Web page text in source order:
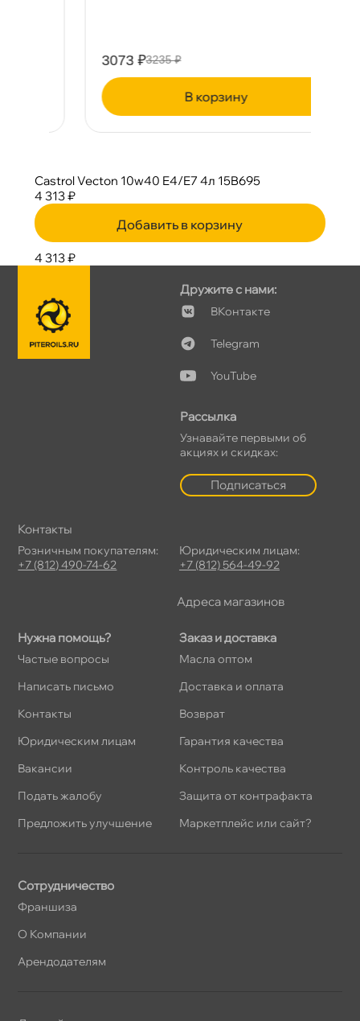
3073 ₽3235 ₽
корзину
Castrol Vecton 10w40 E4/E7 4л 15B695
4 313 ₽
Добавить в корзину
4 313 ₽
Нужна помощь?
Частые вопросы
Написать письмо
Контакты
Юридическим лицам
акансии
Подать жалобу
Предложить улучшение
Заказ и доставка
Масла оптом
Доставка и оплата
озврат
Гарантия качества
Контроль качества
Защита от контрафакта
Маркетплейс или сайт?
Дружите с нами:
Контакте
Telegram
YouTube
Рассылка
Узнавайте первыми о
акциях и скидках:
Подписаться
Сотрудничество
Франшиза
О Компании
Арендодателям
Контакты
Розничным покупателям:
+7 (812) 490-74-62
Юридическим лицам:
+7 (812) 564-49-92
Адреса магазино